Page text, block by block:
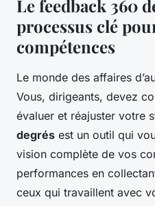
Le feedback 360
processus clé
compétences
Le monde des affaires
Vous, dirigeants, devez
évaluer et réajuster votre
degrés est un outil qui
vision complète de vos
performances en
ceux qui travaillent avec